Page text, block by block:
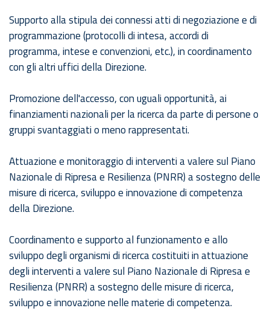
Supporto alla stipula dei connessi atti di negoziazione e di
programmazione (protocolli di intesa, accordi di
programma, intese e convenzioni, etc.), in coordinamento
con gli altri uffici della Direzione.
Promozione dell'accesso, con uguali opportunità, ai
finanziamenti nazionali per la ricerca da parte di persone o
gruppi svantaggiati o meno rappresentati.
Attuazione e monitoraggio di interventi a valere sul Piano
Nazionale di Ripresa e Resilienza (PNRR) a sostegno delle
misure di ricerca, sviluppo e innovazione di competenza
della Direzione.
Coordinamento e supporto al funzionamento e allo
sviluppo degli organismi di ricerca costituiti in attuazione
degli interventi a valere sul Piano Nazionale di Ripresa e
Resilienza (PNRR) a sostegno delle misure di ricerca,
sviluppo e innovazione nelle materie di competenza.